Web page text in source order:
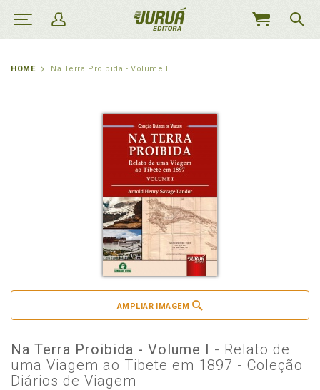
MEU
HOME Na Terra Proibida - Volume I
AMPLIAR IMAGEM
Na Terra Proibida - Volume I - Relato de
uma Viagem ao Tibete em 1897 - Coleção
Diários de Viagem